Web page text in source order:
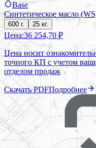
Base
Синтетическое масло
600 г. 25 кг.
Цена:36 254,70 ₽
Цена носит
точного КП с учетом
отделом продаж
Скачать PDFПодробнее